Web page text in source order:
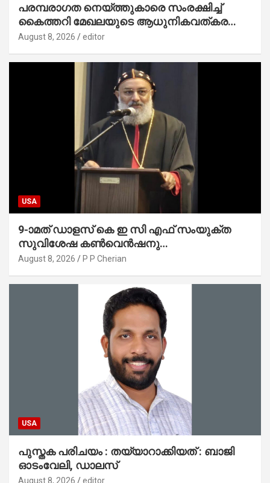
പരമ്പരാഗത നെയ്ത്തുകാരെ സംരക്ഷിച്ച്
കൈത്തറി മേഖലയുടെ ആധുനികവത്കരണം
സാധ്യമാക്കും : ഡെപ്യൂട്ടി സ്പീക്കർ
August 8, 2026 editor
USA
9-ാമത് ഡാളസ് കെ ഇ സി എഫ് സംയുക്ത
സുവിശേഷ കൺവെൻഷനു
പ്രാർത്ഥനാനിർഭരമായ തുടക്കം
August 8, 2026 P P Cherian
USA
പുസ്തക പരിചയം : തയ്യാറാക്കിയത് : ബാജി
ഓടംവേലി, ഡാലസ്
August 8, 2026 editor